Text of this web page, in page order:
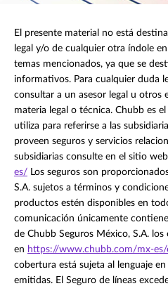
El presente material no está
legal y/o de cualquier otra índole
temas mencionados, ya que se
informativos. Para cualquier duda
consultar a un asesor legal u otros
materia legal o técnica. Chubb es
utiliza para referirse a las
proveen seguros y servicios
subsidiarias consulte en el sitio web
es/ Los seguros son
S.A. sujetos a términos y
productos estén disponibles en
comunicación únicamente
de Chubb Seguros México, S.A.
en https://www.chubb.com/mx-es/
cobertura está sujeta al lenguaje
emitidas. El Seguro de líneas